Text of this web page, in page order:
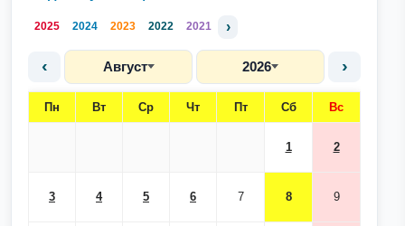
2025 2024 2023 2022 2021 ›
‹ Август 2026 ›
Пн Вт Ср Чт Пт Сб Вс
1 2
3 4 5 6 7 8 9